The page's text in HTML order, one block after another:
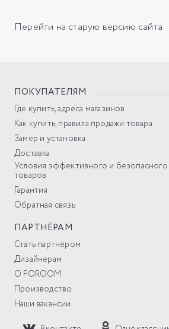
Перейти на старую версию сайта
ПОКУПАТЕЛЯМ
Где купить, адреса магазинов
Как купить, правила продажи товара
Замер и установка
Доставка
Условия эффективного и безопасного
товаров
Гарантия
Обратная связь
ПАРТНЁРАМ
Стать партнёром
Дизайнерам
О FOROOM
Производство
Наши вакансии